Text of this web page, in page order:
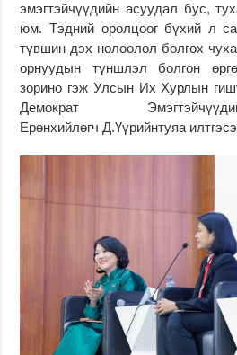
эмэгтэйчүүдийн асуудал бус,
юм. Тэдний оролцоог бүхий л
түвшин дэх нөлөөлөл болгох
орнуудын түншлэл болгон
зорино гэж Улсын Их Хурлын
Демократ
Ерөнхийлөгч Д.Үүрийнтуяа